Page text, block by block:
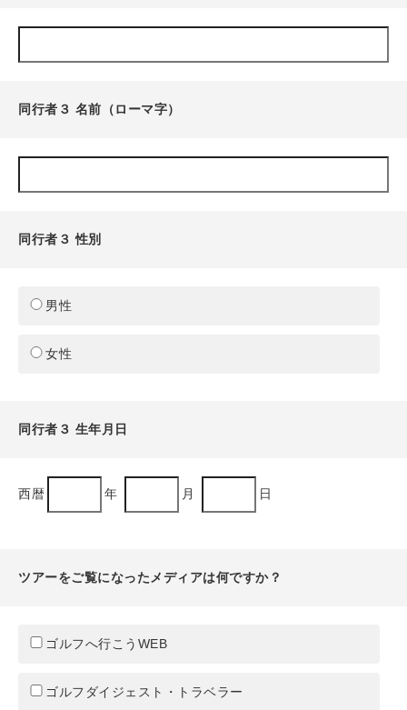
同行者３ 名前（ローマ字）
同行者３ 性別
男性
女性
同行者３ 生年月日
西暦 年 月 日
ツアーをご覧になったメディアは何ですか？
ゴルフへ行こうWEB
ゴルフダイジェスト・トラベラー